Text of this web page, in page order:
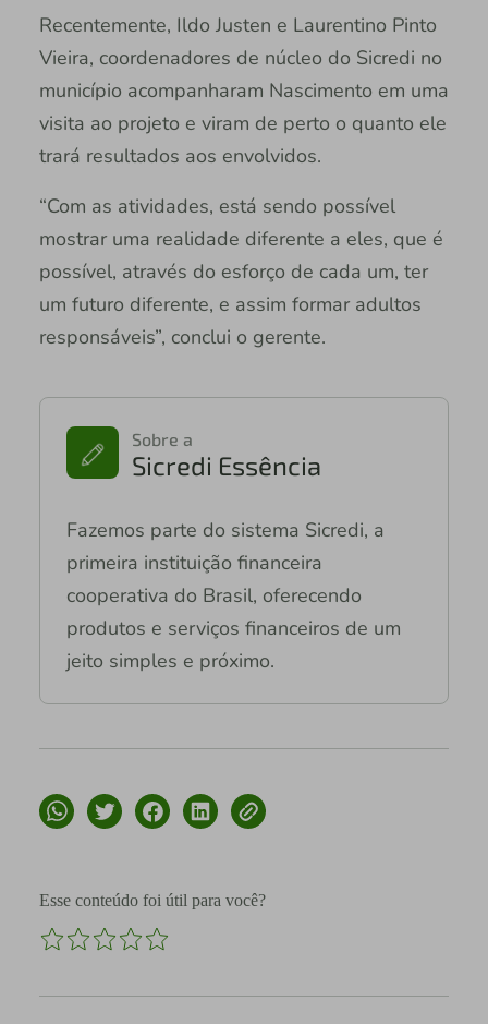
Recentemente, Ildo Justen e Laurentino Pinto
Vieira, coordenadores de núcleo do Sicredi no
município acompanharam Nascimento em uma
visita ao projeto e viram de perto o quanto ele
trará resultados aos envolvidos.
“Com as atividades, está sendo possível
mostrar uma realidade diferente a eles, que é
possível, através do esforço de cada um, ter
um futuro diferente, e assim formar adultos
responsáveis”, conclui o gerente.
Sobre a
Sicredi Essência
Fazemos parte do sistema Sicredi, a
primeira instituição financeira
cooperativa do Brasil, oferecendo
produtos e serviços financeiros de um
jeito simples e próximo.
Esse conteúdo foi útil para você?